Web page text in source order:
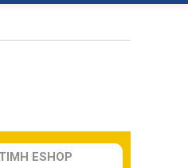
TIMH ESHOP